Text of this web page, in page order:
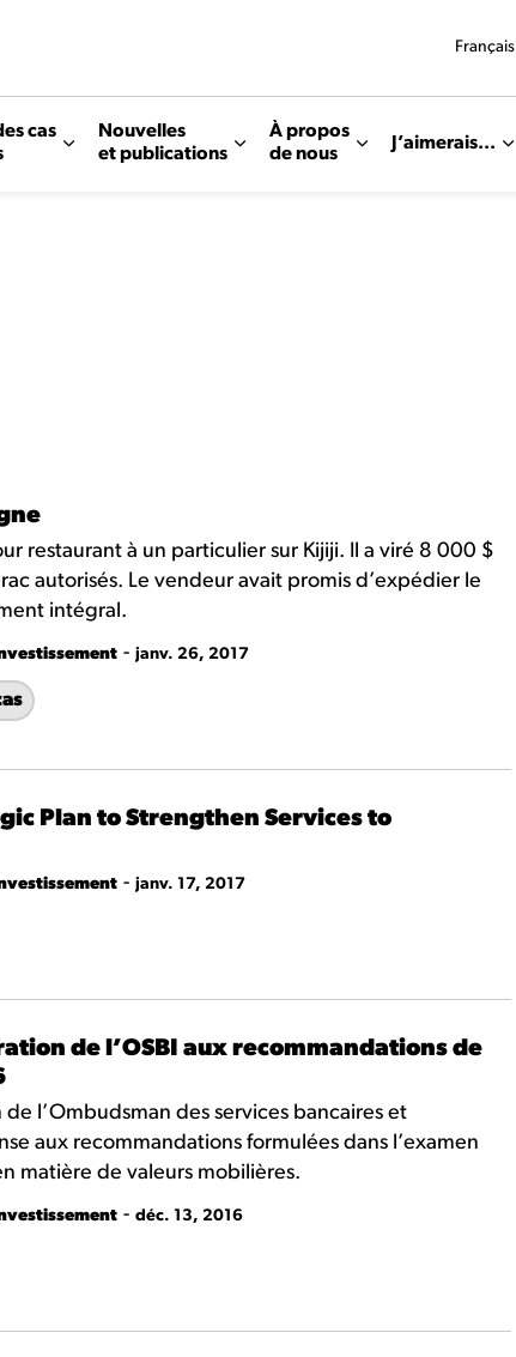
cas
Nouvelles
et publications
À propos
de nous
J’aimerais...
Français
restaurant à un particulier sur Kijiji. Il a viré 8 000 $
autorisés. Le vendeur avait promis d’expédier le
intégral.
- janv. 26, 2017
Plan to Strengthen Services to
- janv. 17, 2017
de l’OSBI aux recommandations de
l’Ombudsman des services bancaires et
aux recommandations formulées dans l’examen
matière de valeurs mobilières.
- déc. 13, 2016